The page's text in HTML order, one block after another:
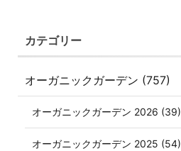
カテゴリー
オーガニックガーデン (757)
オーガニックガーデン 2026 (39)
オーガニックガーデン 2025 (54)